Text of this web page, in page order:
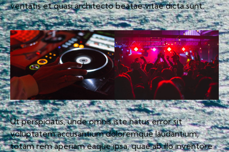
veritatis et quasi architecto beatae vitae dicta sunt.
Ut perspiciatis, unde omnis iste natus error sit
voluptatem accusantium doloremque laudantium,
totam rem aperiam eaque ipsa, quae ab illo inventore